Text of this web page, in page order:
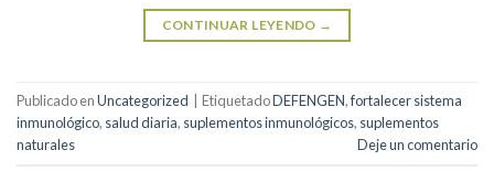
CONTINUAR LEYENDO →
Publicado enUncategorized EtiquetadoDEFENGEN,fortalecer sistema
inmunológico, salud diaria, suplementos inmunológicos, suplementos
naturales
Deje un comentario